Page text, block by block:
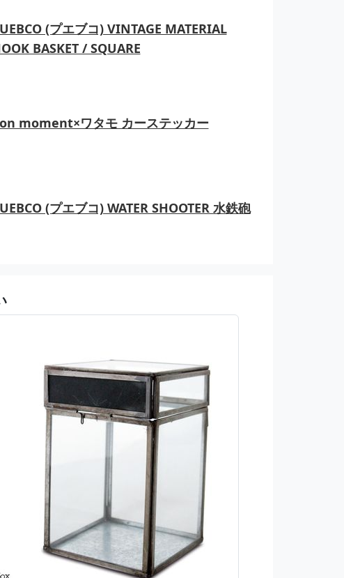
(プエブコ) VINTAGE MATERIAL
BASKET / SQUARE
moment×ワタモ カーステッカー
(プエブコ) WATER SHOOTER 水鉄砲